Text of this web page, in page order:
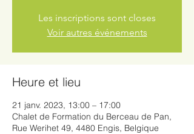
Les inscriptions sont closes
Voir autres événements
Heure et lieu
21 janv. 2023, 13:00 – 17:00
Chalet de Formation du Berceau de Pan,
Rue Werihet 49, 4480 Engis, Belgique